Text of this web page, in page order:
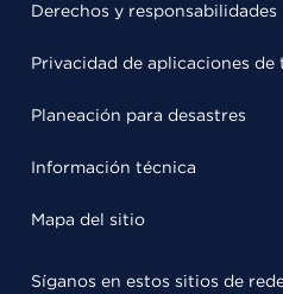
Derechos y responsabilidades
Privacidad de aplicaciones de
Planeación para desastres
Información técnica
Mapa del sitio
Síganos en estos sitios de